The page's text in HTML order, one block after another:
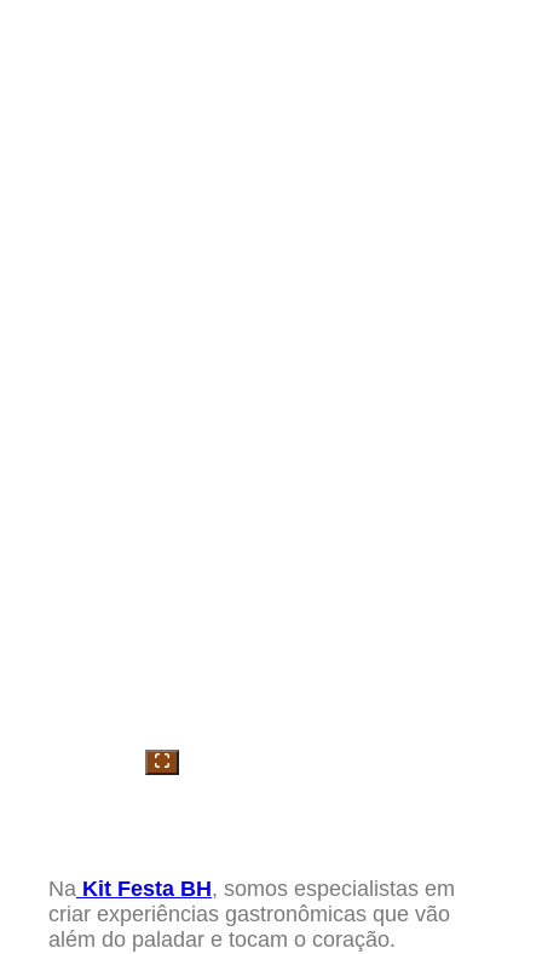
Na Kit Festa BH, somos especialistas em
criar experiências gastronômicas que vão
além do paladar e tocam o coração.